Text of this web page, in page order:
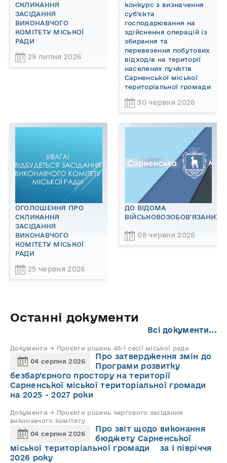
СКЛИКАННЯ
ЗАСІДАННЯ
ВИКОНАВЧОГО
КОМІТЕТУ МІСЬКОЇ
РАДИ
29 липня 2026
конкурс з визначення
суб’єкта
господарювання на
здійснення операцій із
збирання та
перевезення побутових
відходів на території
населених пунктів
Сарненської міської
територіальної громади
30 червня 2026
ОГОЛОШЕННЯ ПРО
СКЛИКАННЯ
ЗАСІДАННЯ
ВИКОНАВЧОГО
КОМІТЕТУ МІСЬКОЇ
РАДИ
25 червня 2026
ДО ВІДОМА
ВІЙСЬКОВОЗОБОВ'ЯЗАНИХ!
08 червня 2026
Останні документи
Всі документи...
Документи → Проєкти рішень 46-ї сесії міської ради
04 серпня 2026
Про затвердження змін до
Програми розвитку
безбар’єрного простору на території
Сарненської міської територіальної громади
на 2025 - 2027 роки
Документи → Проєкти рішень чергового засідання
виконавчого комітету
04 серпня 2026
Про звіт щодо виконання
бюджету Сарненської
міської територіальної громади за І півріччя
2026 року